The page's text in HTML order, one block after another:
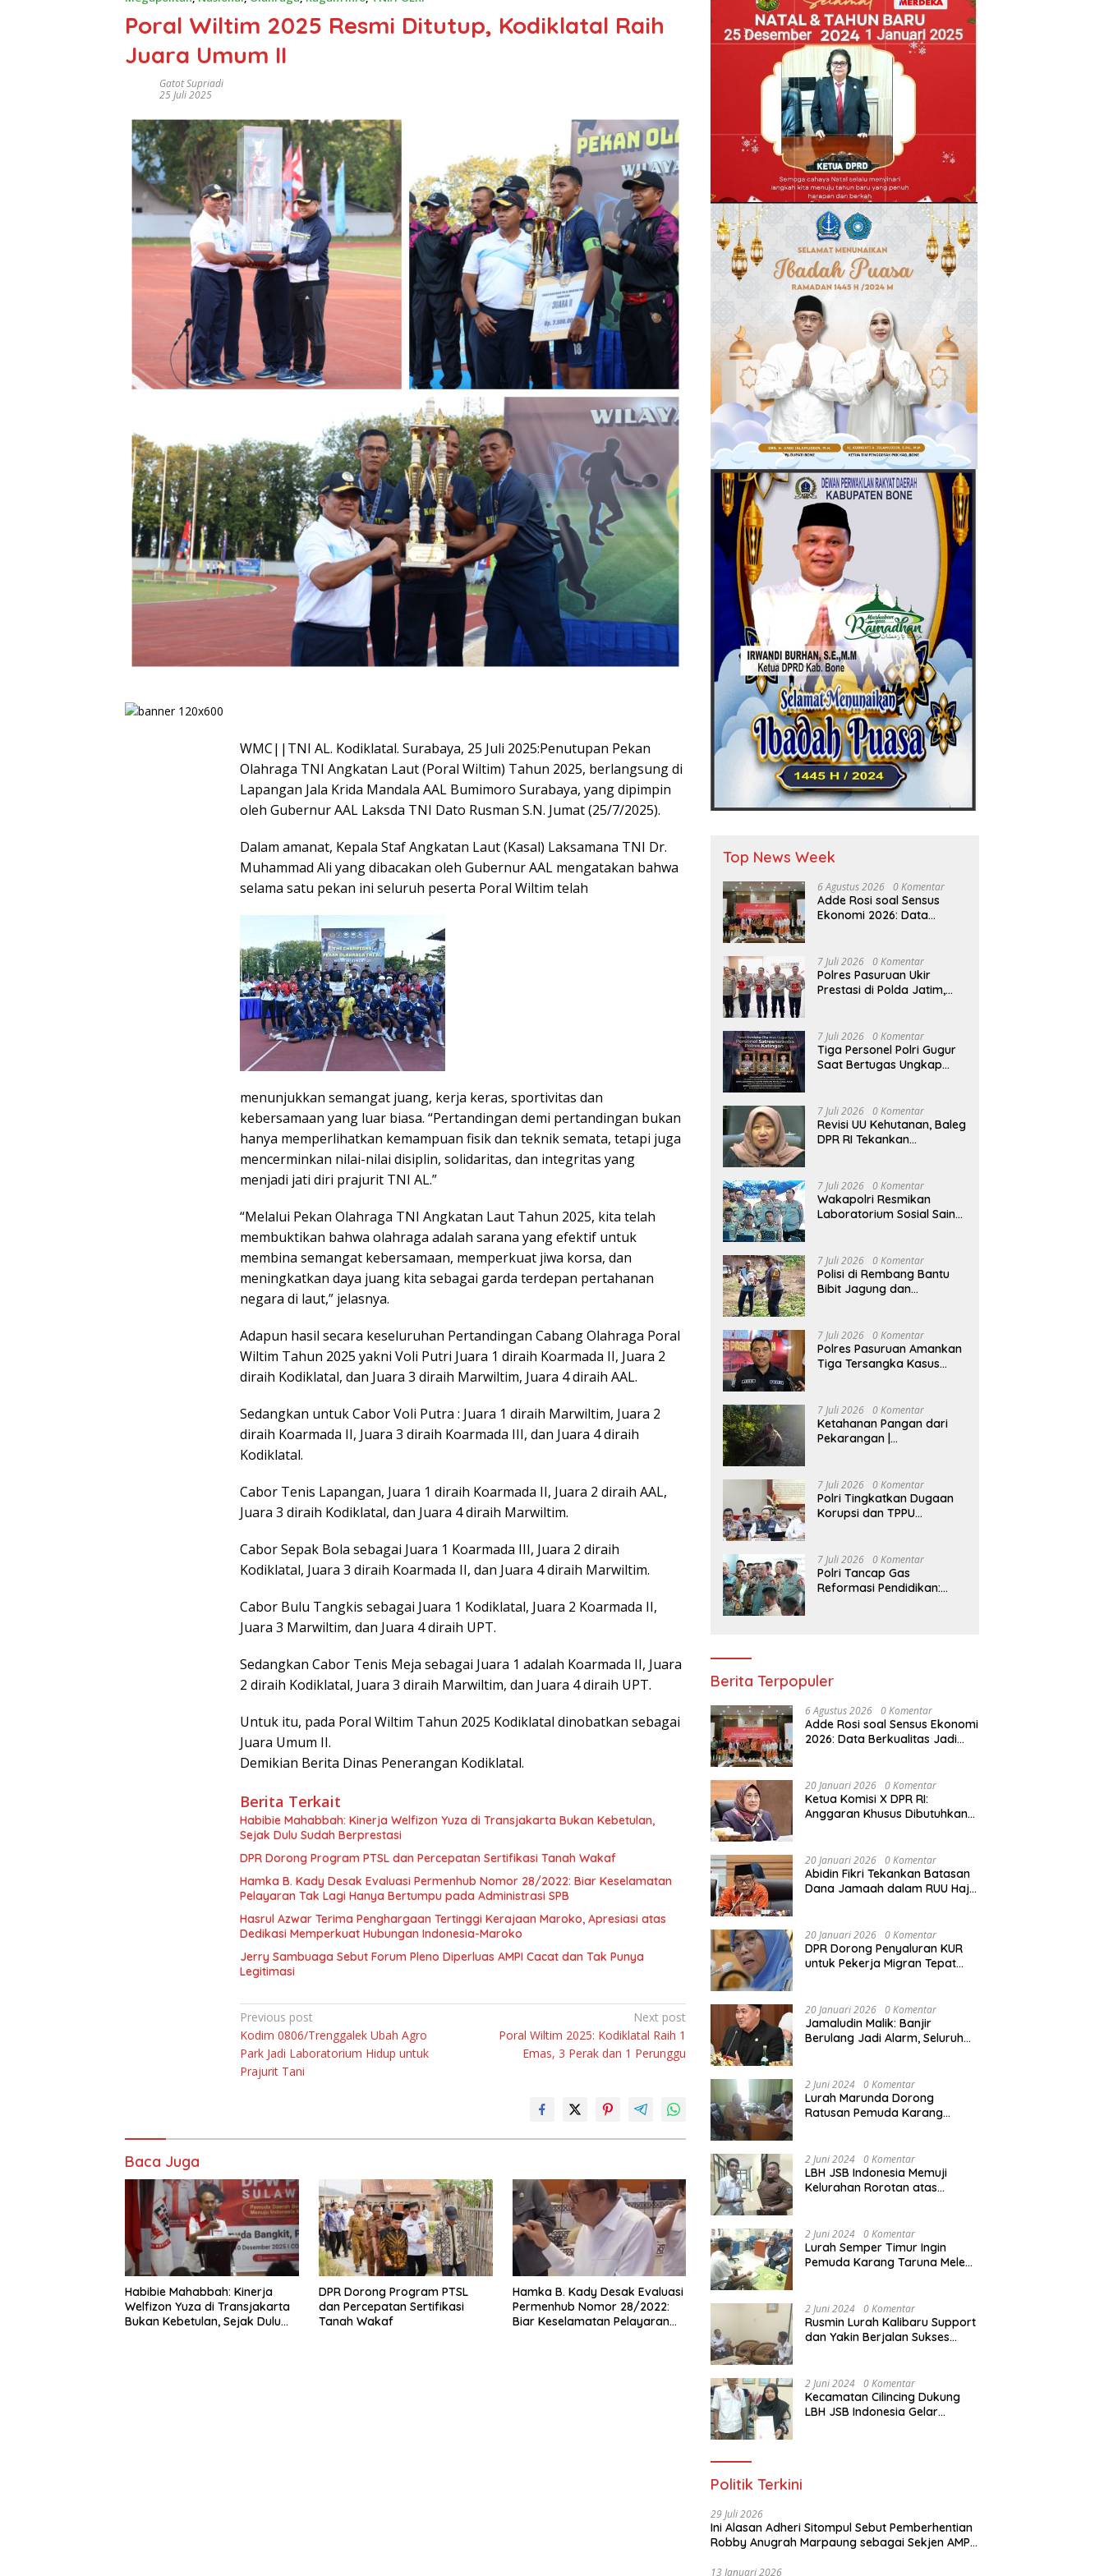
Poral Wiltim 2025 Resmi Ditutup, Kodiklatal Raih
Juara Umum II
Gatot Supriadi
25 Juli 2025
WMC||TNI AL. Kodiklatal. Surabaya, 25 Juli 2025:Penutupan Pekan
Olahraga TNI Angkatan Laut (Poral Wiltim) Tahun 2025, berlangsung di
Lapangan Jala Krida Mandala AAL Bumimoro Surabaya, yang dipimpin
oleh Gubernur AAL Laksda TNI Dato Rusman S.N. Jumat (25/7/2025).
Dalam amanat, Kepala Staf Angkatan Laut (Kasal) Laksamana TNI Dr.
Muhammad Ali yang dibacakan oleh Gubernur AAL mengatakan bahwa
selama satu pekan ini seluruh peserta Poral Wiltim telah
menunjukkan semangat juang, kerja keras, sportivitas dan
kebersamaan yang luar biasa. “Pertandingan demi pertandingan bukan
hanya memperlihatkan kemampuan fisik dan teknik semata, tetapi juga
mencerminkan nilai-nilai disiplin, solidaritas, dan integritas yang
menjadi jati diri prajurit TNI AL.”
“Melalui Pekan Olahraga TNI Angkatan Laut Tahun 2025, kita telah
membuktikan bahwa olahraga adalah sarana yang efektif untuk
membina semangat kebersamaan, memperkuat jiwa korsa, dan
meningkatkan daya juang kita sebagai garda terdepan pertahanan
negara di laut,” jelasnya.
Adapun hasil secara keseluruhan Pertandingan Cabang Olahraga Poral
Wiltim Tahun 2025 yakni Voli Putri Juara 1 diraih Koarmada II, Juara 2
diraih Kodiklatal, dan Juara 3 diraih Marwiltim, Juara 4 diraih AAL.
Sedangkan untuk Cabor Voli Putra : Juara 1 diraih Marwiltim, Juara 2
diraih Koarmada II, Juara 3 diraih Koarmada III, dan Juara 4 diraih
Kodiklatal.
Cabor Tenis Lapangan, Juara 1 diraih Koarmada II, Juara 2 diraih AAL,
Juara 3 diraih Kodiklatal, dan Juara 4 diraih Marwiltim.
Cabor Sepak Bola sebagai Juara 1 Koarmada III, Juara 2 diraih
Kodiklatal, Juara 3 diraih Koarmada II, dan Juara 4 diraih Marwiltim.
Cabor Bulu Tangkis sebagai Juara 1 Kodiklatal, Juara 2 Koarmada II,
Juara 3 Marwiltim, dan Juara 4 diraih UPT.
Sedangkan Cabor Tenis Meja sebagai Juara 1 adalah Koarmada II, Juara
2 diraih Kodiklatal, Juara 3 diraih Marwiltim, dan Juara 4 diraih UPT.
Untuk itu, pada Poral Wiltim Tahun 2025 Kodiklatal dinobatkan sebagai
Juara Umum II.
Demikian Berita Dinas Penerangan Kodiklatal.
Berita Terkait
Habibie Mahabbah: Kinerja Welfizon Yuza di Transjakarta Bukan Kebetulan,
Sejak Dulu Sudah Berprestasi
DPR Dorong Program PTSL dan Percepatan Sertifikasi Tanah Wakaf
Hamka B. Kady Desak Evaluasi Permenhub Nomor 28/2022: Biar Keselamatan
Pelayaran Tak Lagi Hanya Bertumpu pada Administrasi SPB
Hasrul Azwar Terima Penghargaan Tertinggi Kerajaan Maroko, Apresiasi atas
Dedikasi Memperkuat Hubungan Indonesia-Maroko
Jerry Sambuaga Sebut Forum Pleno Diperluas AMPI Cacat dan Tak Punya
Legitimasi
Navigasi
pos
Previous post
Kodim 0806/Trenggalek Ubah Agro
Park Jadi Laboratorium Hidup untuk
Prajurit Tani
Next post
Poral Wiltim 2025: Kodiklatal Raih 1
Emas, 3 Perak dan 1 Perunggu
Baca Juga
Habibie Mahabbah: Kinerja
Welfizon Yuza di Transjakarta
Bukan Kebetulan, Sejak Dulu
DPR Dorong Program PTSL
dan Percepatan Sertifikasi
Tanah Wakaf
Hamka B. Kady Desak Evaluasi
Permenhub Nomor 28/2022:
Biar Keselamatan Pelayaran
Top News Week
6 Agustus 2026 0 Komentar
Adde Rosi soal Sensus
Ekonomi 2026: Data
7 Juli 2026 0 Komentar
Polres Pasuruan Ukir
Prestasi di Polda Jatim,
Ungkap Kasus
7 Juli 2026 0 Komentar
Tiga Personel Polri Gugur
Saat Bertugas Ungkap
Kenaikan Pangkat Luar
Biasa Anumerta
7 Juli 2026 0 Komentar
Revisi UU Kehutanan, Baleg
DPR RI Tekankan
Sepihak
7 Juli 2026 0 Komentar
Wakapolri Resmikan
Laboratorium Sosial Sains
7 Juli 2026 0 Komentar
Polisi di Rembang Bantu
Bibit Jagung dan
7 Juli 2026 0 Komentar
Polres Pasuruan Amankan
Tiga Tersangka Kasus
7 Juli 2026 0 Komentar
Ketahanan Pangan dari
Pekarangan |
Budidaya Singkong
7 Juli 2026 0 Komentar
Polri Tingkatkan Dugaan
Korupsi dan TPPU
Kerugian Negara
Diindikasikan Capai Rp5
Triliun
7 Juli 2026 0 Komentar
Polri Tancap Gas
Reformasi Pendidikan:
Berita Terpopuler
6 Agustus 2026 0 Komentar
Adde Rosi soal Sensus Ekonomi
2026: Data Berkualitas Jadi
20 Januari 2026 0 Komentar
Ketua Komisi X DPR RI:
Anggaran Khusus Dibutuhkan
Akibat Bencana
20 Januari 2026 0 Komentar
Abidin Fikri Tekankan Batasan
Dana Jamaah dalam RUU Haji
20 Januari 2026 0 Komentar
DPR Dorong Penyaluran KUR
untuk Pekerja Migran Tepat
PMI
20 Januari 2026 0 Komentar
Jamaludin Malik: Banjir
Berulang Jadi Alarm, Seluruh
2 Juni 2024 0 Komentar
Lurah Marunda Dorong
Ratusan Pemuda Karang
Paralegal Gratis Yang
Diadakan LBH JSB Indonesia
2 Juni 2024 0 Komentar
LBH JSB Indonesia Memuji
Kelurahan Rorotan atas
150 orang Pemuda Karang
Taruna di Jakarta Utara
2 Juni 2024 0 Komentar
Lurah Semper Timur Ingin
Pemuda Karang Taruna Melek
Diadakan LBH JSB Indonesia
2 Juni 2024 0 Komentar
Rusmin Lurah Kalibaru Support
dan Yakin Berjalan Sukses
Taruna di Jakarta Utara
2 Juni 2024 0 Komentar
Kecamatan Cilincing Dukung
LBH JSB Indonesia Gelar
Politik Terkini
29 Juli 2026
Ini Alasan Adheri Sitompul Sebut Pemberhentian
Robby Anugrah Marpaung sebagai Sekjen AMPI
13 Januari 2026